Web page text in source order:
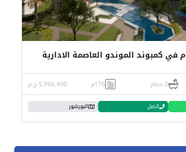
شقة للبيع 176م في كمبوند الموندو العاصمة الادارية
2 حمام 176م 5,966,400 ج.م
اتصل البورشور